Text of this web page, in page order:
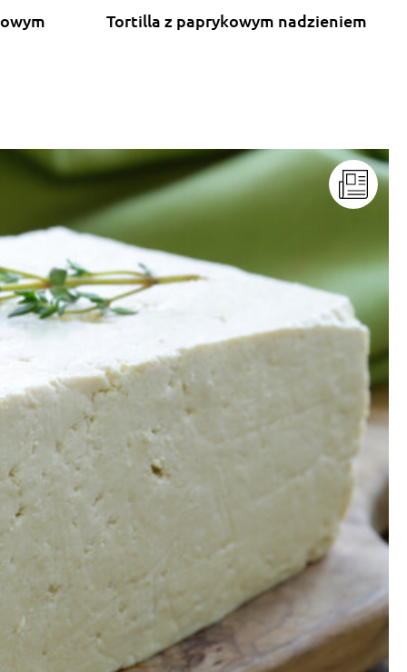
Tortilla z paprykowym nadzieniem